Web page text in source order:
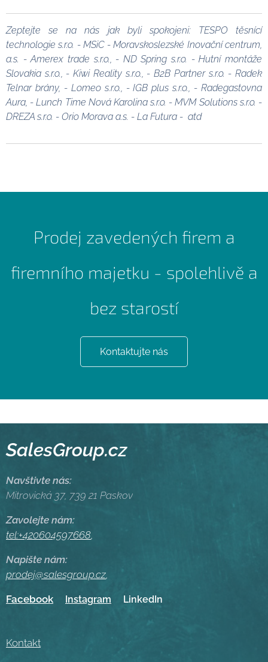
Zeptejte se na nás jak byli spokojeni: TESPO těsnící
technologie s.r.o. - MSiC - Moravskoslezské Inovační centrum,
a.s. - Amerex trade s.r.o., - ND Spring s.r.o. - Hutní montáže
Slovakia s.r.o., - Kiwi Reality s.r.o., - B2B Partner s.r.o. - Radek
Telnar brány, - Lomeo s.r.o., - IGB plus s.r.o., - Radegastovna
Aura, - Lunch Time Nová Karolina s.r.o. - MVM Solutions s.r.o. -
DREZA s.r.o. - Orio Morava a.s. - La Futura - atd
Prodej zavedených firem a
firemního majetku - spolehlivě a
bez starostí
Kontaktujte nás
SalesGroup.cz
Navštivte nás:
Mitrovická 37, 739 21 Paskov
Zavolejte nám:
tel:+420604597668,
Napište nám:
prodej@salesgroup.cz,
Facebook Instagram LinkedIn
Kontakt